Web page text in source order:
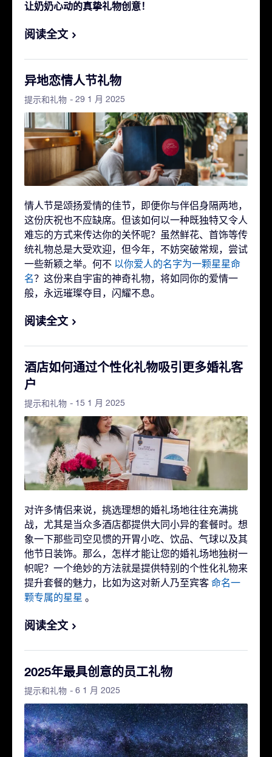
让奶奶心动的真挚礼物创意！
阅读全文
异地恋情人节礼物
提示和礼物 - 29 1 月 2025
情人节是颂扬爱情的佳节，即便你与伴侣身隔两地，
这份庆祝也不应缺席。但该如何以一种既独特又令人
难忘的方式来传达你的关怀呢？虽然鲜花、首饰等传
统礼物总是大受欢迎，但今年，不妨突破常规，尝试
一些新颖之举。何不 以你爱人的名字为一颗星星命
名？这份来自宇宙的神奇礼物，将如同你的爱情一
般，永远璀璨夺目，闪耀不息。
阅读全文
酒店如何通过个性化礼物吸引更多婚礼客
户
提示和礼物 - 15 1 月 2025
对许多情侣来说，挑选理想的婚礼场地往往充满挑
战，尤其是当众多酒店都提供大同小异的套餐时。想
象一下那些司空见惯的开胃小吃、饮品、气球以及其
他节日装饰。那么，怎样才能让您的婚礼场地独树一
帜呢？一个绝妙的方法就是提供特别的个性化礼物来
提升套餐的魅力，比如为这对新人乃至宾客 命名一
颗专属的星星 。
阅读全文
2025年最具创意的员工礼物
提示和礼物 - 6 1 月 2025